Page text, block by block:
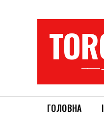
———→
ГОЛОВНА